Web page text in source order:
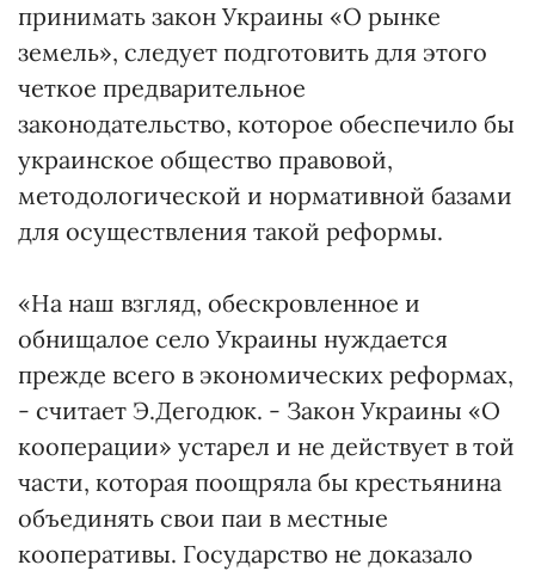
принимать закон Украины «О рынке
земель», следует подготовить для этого
четкое предварительное
законодательство, которое обеспечило бы
украинское общество правовой,
методологической и нормативной базами
для осуществления такой реформы.
«На наш взгляд, обескровленное и
обнищалое село Украины нуждается
прежде всего в экономических реформах,
- считает Э.Дегодюк. - Закон Украины «О
кооперации» устарел и не действует в той
части, которая поощряла бы крестьянина
объединять свои паи в местные
кооперативы. Государство не доказало